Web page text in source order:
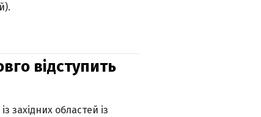
відступить
західних областей із